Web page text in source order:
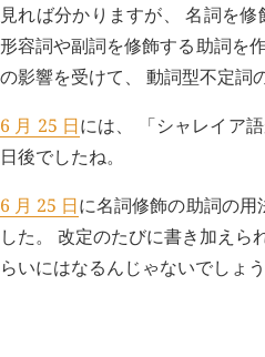
見れば分かりますが、 名詞を
形容詞や副詞を修飾する助詞を
の影響を受けて、 動詞型不定詞
6 月 25 日には、 「シャレイア
日後でしたね。
6 月 25 日に名詞修飾の助詞の用
した。 改定のたびに書き加えら
らいにはなるんじゃないでしょう